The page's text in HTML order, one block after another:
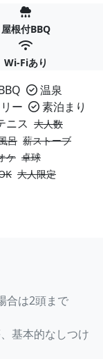
屋根付BBQ
Wi-Fiあり
温泉
ー
素泊まり
ニス 大人数
呂 薪ストーブ
ケ 卓球
大人限定
合は2頭まで
基本的なしつけ